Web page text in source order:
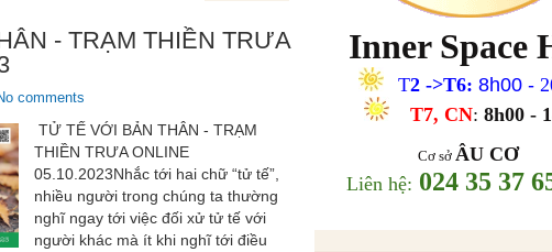
- TRẠM THIỀN TRƯA
comments
TỬ TẾ VỚI BẢN THÂN - TRẠM
THIỀN TRƯA ONLINE
05.10.2023Nhắc tới hai chữ “tử tế”,
nhiều người trong chúng ta thường
nghĩ ngay tới việc đối xử tử tế với
người khác mà ít khi nghĩ tới điều
"Tôi học được nhiều phương pháp
nâng cao lòng quí trọng bản thân.
dụng phương pháp 10’ mỗi sáng
Tôi biết đối mặt với những thất bại,
biếm và những thói quen xấu. Tôi
quí mình hơn, quan tâm và dành
Mạnh Hà, 26 tuổi
Inner Space
T2 ->T6: 8h00 -
T7, CN:8h00 -
Cơ sở ÂU CƠ
Liên hệ: 024 35 37